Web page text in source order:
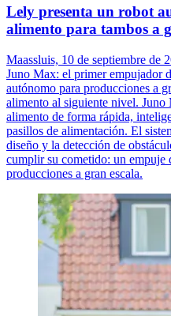
Lely presenta un robot
alimento para tambos a
Maassluis, 10 de septiembre de
Juno Max: el primer empujador
autónomo para producciones a
alimento al siguiente nivel. Juno
alimento de forma rápida,
pasillos de alimentación. El
diseño y la detección de
cumplir su cometido: un empuje
producciones a gran escala.